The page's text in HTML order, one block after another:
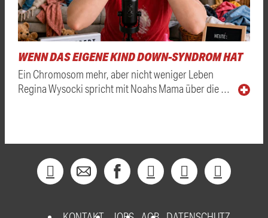
WENN DAS EIGENE KIND DOWN-SYNDROM HAT
Ein Chromosom mehr, aber nicht weniger Leben
Regina Wysocki spricht mit Noahs Mama über die …